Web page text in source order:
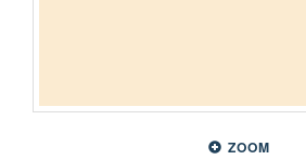
ZOOM